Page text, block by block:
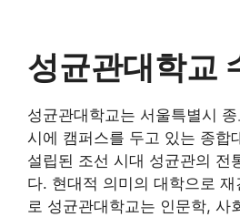
성균관대학교
성균관대학교는 서울특별시
시에 캠퍼스를 두고 있는 종합
설립된 조선 시대 성균관의 전
다. 현대적 의미의 대학으로
로 성균관대학교는 인문학, 사